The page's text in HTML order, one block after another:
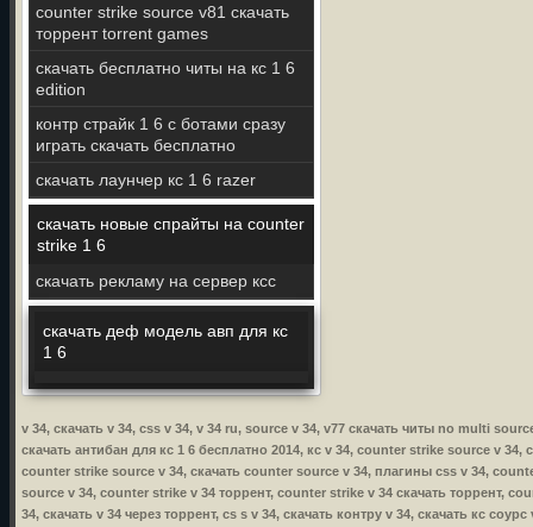
counter strike source v81 скачать
торрент torrent games
скачать бесплатно читы на кс 1 6
edition
контр страйк 1 6 c ботами сразу
играть скачать бесплатно
скачать лаунчер кс 1 6 razer
скачать новые спрайты на counter
strike 1 6
скачать рекламу на сервер ксс
скачать деф модель авп для кс
1 6
v 34, скачать v 34, css v 34, v 34 ru, source v 34, v77 скачать читы no multi
скачать антибан для кс 1 6 бесплатно 2014, кс v 34, counter strike source v 34,
counter strike source v 34, скачать counter source v 34, плагины css v 34,
source v 34, counter strike v 34 торрент, counter strike v 34 скачать торрент,
34, скачать v 34 через торрент, cs s v 34, скачать контру v 34, скачать кс